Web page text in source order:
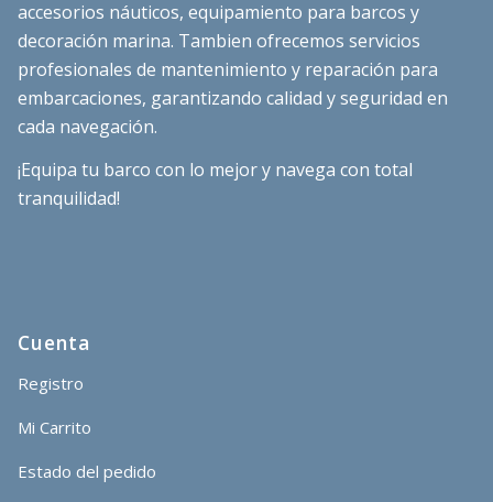
accesorios náuticos, equipamiento para barcos y
decoración marina. Tambien ofrecemos servicios
profesionales de mantenimiento y reparación para
embarcaciones, garantizando calidad y seguridad en
cada navegación.
¡Equipa tu barco con lo mejor y navega con total
tranquilidad!
Cuenta
Registro
Mi Carrito
Estado del pedido